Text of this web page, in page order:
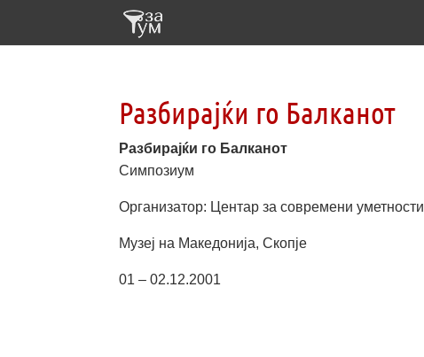
Разбирајќи го Балканот
Разбирајќи го Балканот
Симпозиум
Организатор: Центар за современи
Музеј на Македонија, Скопје
01 – 02.12.2001